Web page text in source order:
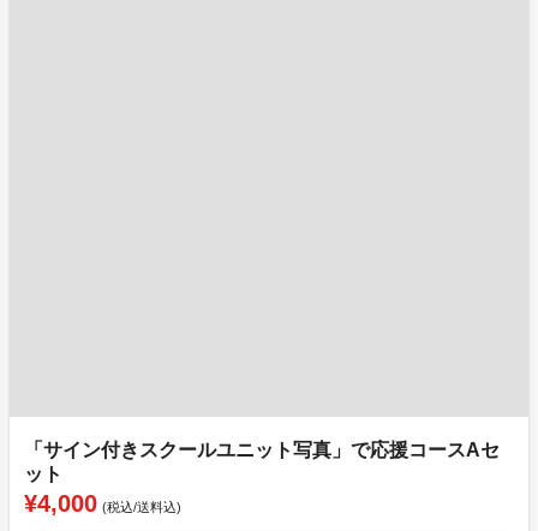
「サイン付きスクールユニット写真」で応援コースAセ
ット
¥4,000 (税込/送料込)